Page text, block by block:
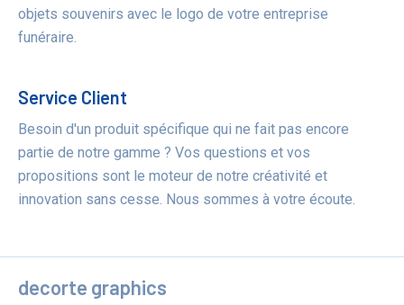
objets souvenirs avec le logo de votre entreprise
funéraire.
Service Client
Besoin d'un produit spécifique qui ne fait pas encore
partie de notre gamme ? Vos questions et vos
propositions sont le moteur de notre créativité et
innovation sans cesse. Nous sommes à votre écoute.
decorte graphics